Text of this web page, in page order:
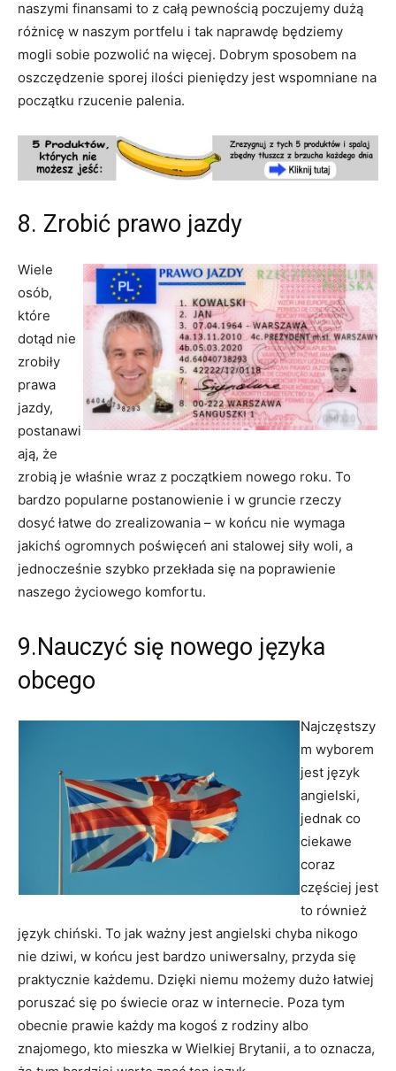
naszymi finansami to z całą pewnością poczujemy dużą
różnicę w naszym portfelu i tak naprawdę będziemy
mogli sobie pozwolić na więcej. Dobrym sposobem na
oszczędzenie sporej ilości pieniędzy jest wspomniane na
początku rzucenie palenia.
8. Zrobić prawo jazdy
Wiele
osób,
które
dotąd nie
zrobiły
prawa
jazdy,
postanawi
ają, że
zrobią je właśnie wraz z początkiem nowego roku. To
bardzo popularne postanowienie i w gruncie rzeczy
dosyć łatwe do zrealizowania – w końcu nie wymaga
jakichś ogromnych poświęceń ani stalowej siły woli, a
jednocześnie szybko przekłada się na poprawienie
naszego życiowego komfortu.
9.Nauczyć się nowego języka
obcego
Najczęstszy
m wyborem
jest język
angielski,
jednak co
ciekawe
coraz
częściej jest
to również
język chiński. To jak ważny jest angielski chyba nikogo
nie dziwi, w końcu jest bardzo uniwersalny, przyda się
praktycznie każdemu. Dzięki niemu możemy dużo łatwiej
poruszać się po świecie oraz w internecie. Poza tym
obecnie prawie każdy ma kogoś z rodziny albo
znajomego, kto mieszka w Wielkiej Brytanii, a to oznacza,